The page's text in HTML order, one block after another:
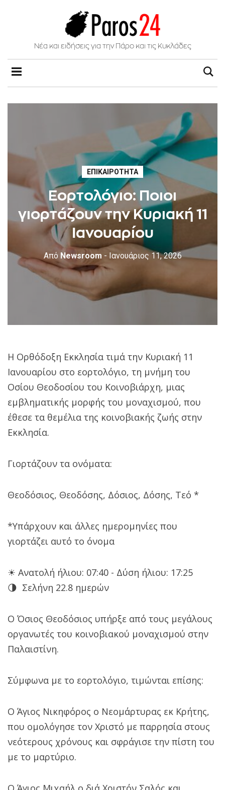
Νέα και ειδήσεις για την Πάρο και τις Κυκλάδες
ΕΠΙΚΑΙΡΌΤΗΤΑ
Εορτολόγιο: Ποιοι
γιορτάζουν την Κυριακή 11
Ιανουαρίου
Από Newsroom - Ιανουάριος 11, 2026
H Ορθόδοξη Εκκλησία τιμά την Κυριακή 11
Ιανουαρίου στο εορτολόγιο, τη μνήμη του
Οσίου Θεοδοσίου του Κοινοβιάρχη, μιας
εμβληματικής μορφής του μοναχισμού, που
έθεσε τα θεμέλια της κοινοβιακής ζωής στην
Εκκλησία.
Γιορτάζουν τα ονόματα:
Θεοδόσιος, Θεοδόσης, Δόσιος, Δόσης, Τεό *
*Υπάρχουν και άλλες ημερομηνίες που
γιορτάζει αυτό το όνομα
☀ Ανατολή ήλιου: 07:40 - Δύση ήλιου: 17:25
🌗 Σελήνη 22.8 ημερών
Ο Όσιος Θεοδόσιος υπήρξε από τους μεγάλους
οργανωτές του κοινοβιακού μοναχισμού στην
Παλαιστίνη.
Σύμφωνα με το εορτολόγιο, τιμώνται επίσης:
Ο Άγιος Νικηφόρος ο Νεομάρτυρας εκ Κρήτης,
που ομολόγησε τον Χριστό με παρρησία στους
νεότερους χρόνους και σφράγισε την πίστη του
με το μαρτύριο.